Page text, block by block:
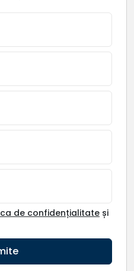
de confidențialitate și